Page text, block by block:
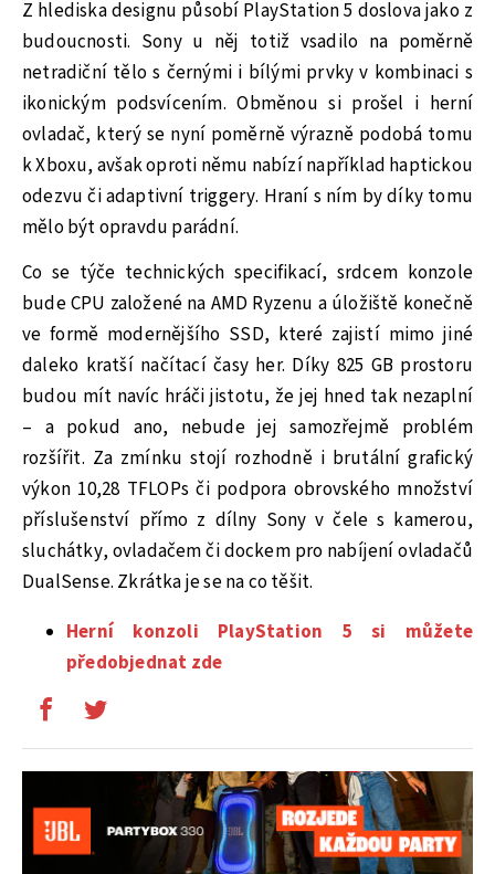
Z hlediska designu působí PlayStation 5 doslova jako z
budoucnosti. Sony u něj totiž vsadilo na poměrně
netradiční tělo s černými i bílými prvky v kombinaci s
ikonickým podsvícením. Obměnou si prošel i herní
ovladač, který se nyní poměrně výrazně podobá tomu
k Xboxu, avšak oproti němu nabízí například haptickou
odezvu či adaptivní triggery. Hraní s ním by díky tomu
mělo být opravdu parádní.
Co se týče technických specifikací, srdcem konzole
bude CPU založené na AMD Ryzenu a úložiště konečně
ve formě modernějšího SSD, které zajistí mimo jiné
daleko kratší načítací časy her. Díky 825 GB prostoru
budou mít navíc hráči jistotu, že jej hned tak nezaplní
– a pokud ano, nebude jej samozřejmě problém
rozšířit. Za zmínku stojí rozhodně i brutální grafický
výkon 10,28 TFLOPs či podpora obrovského množství
příslušenství přímo z dílny Sony v čele s kamerou,
sluchátky, ovladačem či dockem pro nabíjení ovladačů
DualSense. Zkrátka je se na co těšit.
Herní konzoli PlayStation 5 si můžete
předobjednat zde